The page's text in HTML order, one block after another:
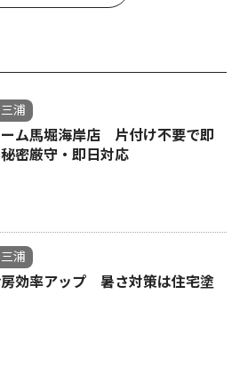
浦
ム馬堀海岸店 片付け不要で即
密厳守・即日対応
浦
効率アップ 暑さ対策は住宅塗